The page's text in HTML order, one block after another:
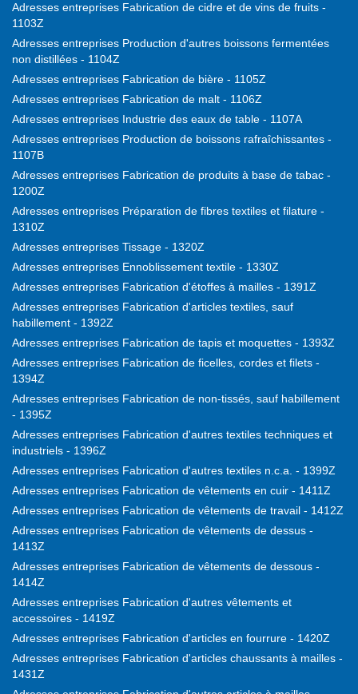
Adresses entreprises Fabrication de cidre et de vins de fruits -
1103Z
Adresses entreprises Production d'autres boissons fermentées
non distillées - 1104Z
Adresses entreprises Fabrication de bière - 1105Z
Adresses entreprises Fabrication de malt - 1106Z
Adresses entreprises Industrie des eaux de table - 1107A
Adresses entreprises Production de boissons rafraîchissantes -
1107B
Adresses entreprises Fabrication de produits à base de tabac -
1200Z
Adresses entreprises Préparation de fibres textiles et filature -
1310Z
Adresses entreprises Tissage - 1320Z
Adresses entreprises Ennoblissement textile - 1330Z
Adresses entreprises Fabrication d'étoffes à mailles - 1391Z
Adresses entreprises Fabrication d'articles textiles, sauf
habillement - 1392Z
Adresses entreprises Fabrication de tapis et moquettes - 1393Z
Adresses entreprises Fabrication de ficelles, cordes et filets -
1394Z
Adresses entreprises Fabrication de non-tissés, sauf habillement
- 1395Z
Adresses entreprises Fabrication d'autres textiles techniques et
industriels - 1396Z
Adresses entreprises Fabrication d'autres textiles n.c.a. - 1399Z
Adresses entreprises Fabrication de vêtements en cuir - 1411Z
Adresses entreprises Fabrication de vêtements de travail - 1412Z
Adresses entreprises Fabrication de vêtements de dessus -
1413Z
Adresses entreprises Fabrication de vêtements de dessous -
1414Z
Adresses entreprises Fabrication d'autres vêtements et
accessoires - 1419Z
Adresses entreprises Fabrication d'articles en fourrure - 1420Z
Adresses entreprises Fabrication d'articles chaussants à mailles -
1431Z